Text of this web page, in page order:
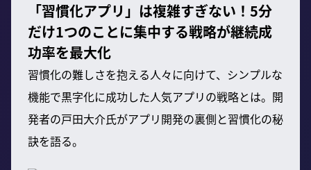
「習慣化アプリ」は複雑すぎない！5分
だけ1つのことに集中する戦略が継続成
功率を最大化
習慣化の難しさを抱える人々に向けて、シンプルな
機能で黒字化に成功した人気アプリの戦略とは。開
発者の戸田大介氏がアプリ開発の裏側と習慣化の秘
訣を語る。